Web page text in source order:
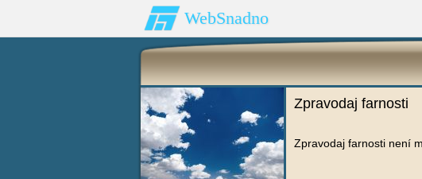
WebSnadno
Zpravodaj farnosti
Zpravodaj farnosti není